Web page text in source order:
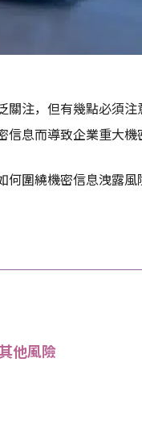
注，但有幾點必須
息而導致企業重大機
圍繞機密信息洩露
他風險